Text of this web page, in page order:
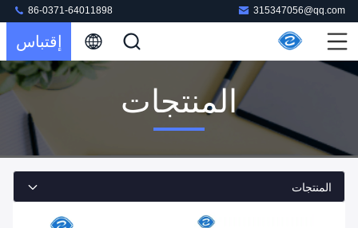
315347056@qq.com
86-0371-64011898
إقتباس
المنتجات
المنتجات